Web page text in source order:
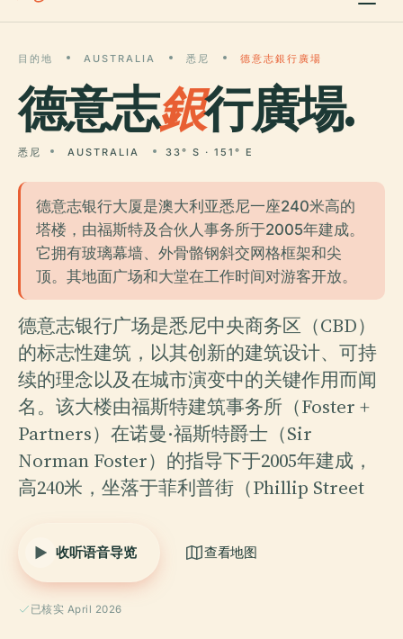
目的地 AUSTRALIA 悉尼 德意志銀行廣場
德意志銀行廣場.
悉尼 AUSTRALIA 33° S · 151° E
德意志银行大厦是澳大利亚悉尼一座240米高的
塔楼，由福斯特及合伙人事务所于2005年建成。
它拥有玻璃幕墙、外骨骼钢斜交网格框架和尖
顶。其地面广场和大堂在工作时间对游客开放。
德意志银行广场是悉尼中央商务区（CBD）
的标志性建筑，以其创新的建筑设计、可持
续的理念以及在城市演变中的关键作用而闻
名。该大楼由福斯特建筑事务所（Foster +
Partners）在诺曼·福斯特爵士（Sir
Norman Foster）的指导下于2005年建成，
高240米，坐落于菲利普街（Phillip Street
收听语音导览 查看地图
已核实 April 2026